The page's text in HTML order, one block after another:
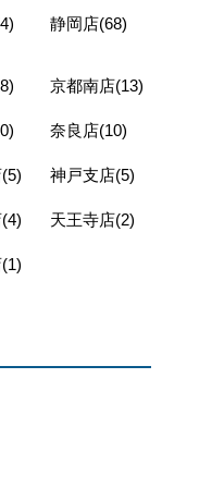
静岡店(68)
京都南店(13)
奈良店(10)
神戸支店(5)
天王寺店(2)